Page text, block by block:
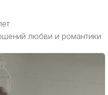
любви и романтики